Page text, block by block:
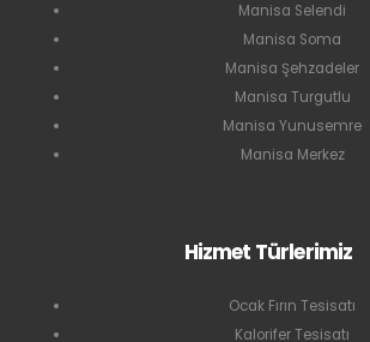
Manisa Selendi
Manisa Soma
Manisa Şehzadeler
Manisa Turgutlu
Manisa Yunusemre
Manisa Merkez
Hizmet Türlerimiz
Ocak Fırın Tesisatı
Kalorifer Tesisatı